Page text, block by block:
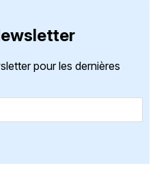
pour les dernières